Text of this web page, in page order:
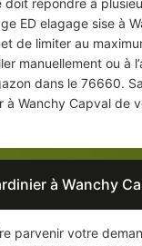
doit répondre à
ED elagage sise à
de limiter au
manuellement ou à
dans le 76660.
à Wanchy Capval de
à Wanchy
parvenir votre